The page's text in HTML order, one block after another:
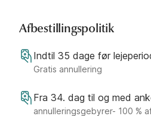
Afbestillingspolitik
Indtil 35 dage før
Gratis annullering
Fra 34. dag til og med
annulleringsgebyrer- 100 %